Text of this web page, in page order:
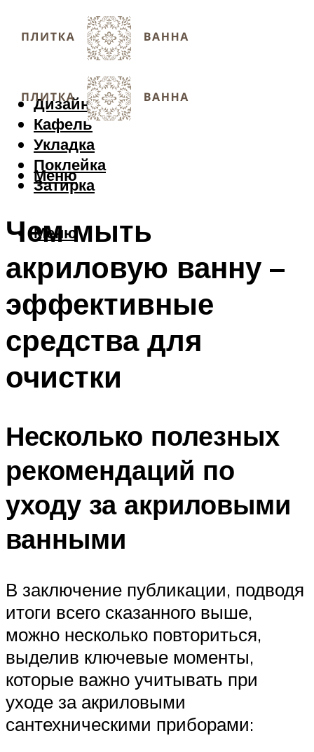
Дизайн
Кафель
Укладка
Поклейка
Затирка
Меню
Меню
Чем мыть
акриловую ванну –
эффективные
средства для
очистки
Несколько полезных
рекомендаций по
уходу за акриловыми
ванными
В заключение публикации, подводя
итоги всего сказанного выше,
можно несколько повториться,
выделив ключевые моменты,
которые важно учитывать при
уходе за акриловыми
сантехническими приборами: